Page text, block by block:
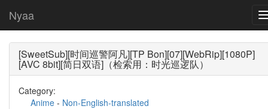
Nyaa
[SweetSub][时间巡警阿凡][TP Bon][07][WebRip][1080P]
[AVC 8bit][简日双语]（检索用：时光巡逻队）
Category:
Anime - Non-English-translated